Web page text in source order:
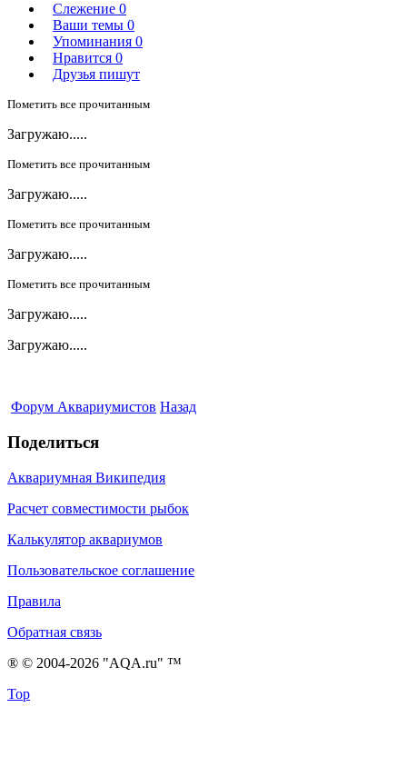
Слежение 0
Ваши темы 0
Упоминания 0
Нравится 0
Друзья пишут
Пометить все прочитанным
Загружаю.....
Пометить все прочитанным
Загружаю.....
Пометить все прочитанным
Загружаю.....
Пометить все прочитанным
Загружаю.....
Загружаю.....
Форум Аквариумистов Назад
Поделиться
Аквариумная Википедия
Расчет совместимости рыбок
Калькулятор аквариумов
Пользовательское соглашение
Правила
Обратная связь
® © 2004-2026 "AQA.ru" ™
Top